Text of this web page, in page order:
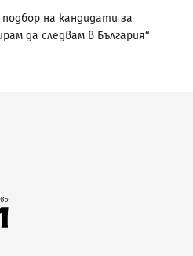
на кандидати за
да следвам в България“